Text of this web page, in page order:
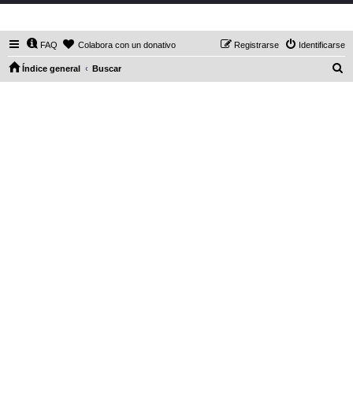
FAQ Colabora con un donativo Identificarse
Registrarse
Índice general Buscar